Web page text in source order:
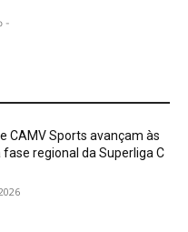
-
CAMV Sports avançam às
regional da Superliga C